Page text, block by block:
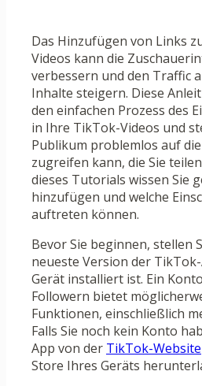
Das Hinzufügen von Links
Videos kann die
verbessern und den Traffic
Inhalte steigern. Diese
den einfachen Prozess des
in Ihre TikTok-Videos und
Publikum problemlos auf
zugreifen kann, die Sie
dieses Tutorials wissen Sie
hinzufügen und welche
auftreten können.
Bevor Sie beginnen, stellen
neueste Version der
Gerät installiert ist. Ein
Followern bietet
Funktionen, einschließlich
Falls Sie noch kein Konto
App von der TikTok-Website
Store Ihres Geräts